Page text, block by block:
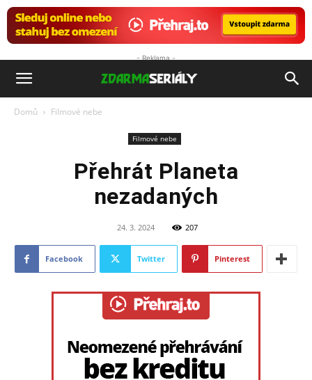
- Reklama -
ZdarmaSeriály.cz
Domů Filmové nebe
Filmové nebe
Přehrát Planeta
nezadaných
24. 3. 2024 207
Facebook Twitter Pinterest